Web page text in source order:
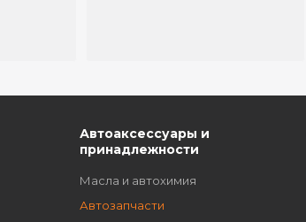
Автоаксессуары и
принадлежности
Масла и автохимия
Автозапчасти